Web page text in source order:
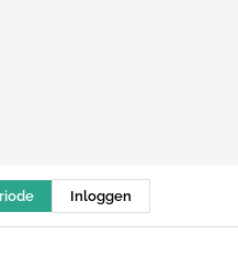
Inloggen